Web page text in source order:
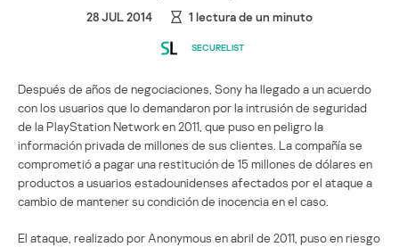
28 JUL 2014 1 lectura de un minuto
SECURELIST
Después de años de negociaciones, Sony ha llegado a un acuerdo
con los usuarios que lo demandaron por la intrusión de seguridad
de la PlayStation Network en 2011, que puso en peligro la
información privada de millones de sus clientes. La compañía se
comprometió a pagar una restitución de 15 millones de dólares en
productos a usuarios estadounidenses afectados por el ataque a
cambio de mantener su condición de inocencia en el caso.
El ataque, realizado por Anonymous en abril de 2011, puso en riesgo